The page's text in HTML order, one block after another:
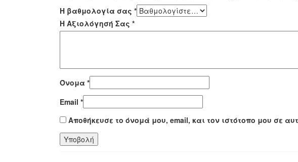
Η βαθμολογία σας *
Η Αξιολόγησή Σας *
Όνομα *
Email *
Αποθήκευσε το όνομά μου, email, και τον ιστότοπο μου σε